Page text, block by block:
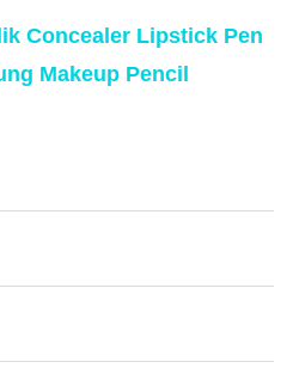
Concealer Lipstick Pen
Makeup Pencil